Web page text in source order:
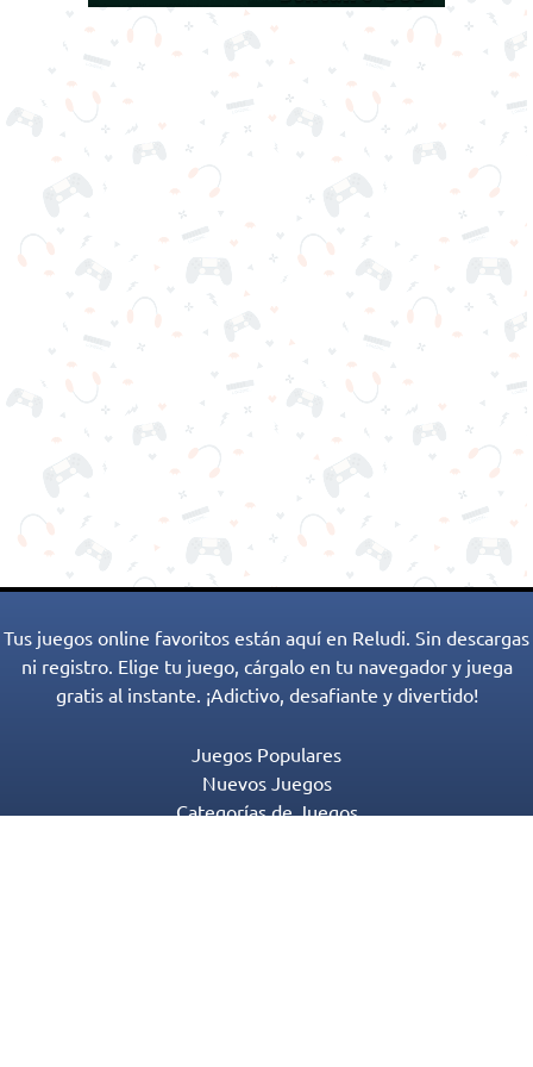
Tus juegos online favoritos están aquí en Reludi. Sin descargas
ni registro. Elige tu juego, cárgalo en tu navegador y juega
gratis al instante. ¡Adictivo, desafiante y divertido!
Juegos Populares
Nuevos Juegos
Categorías de Juegos